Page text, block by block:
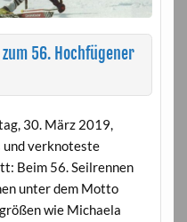
56. Hochfügener
30. März 2019,
und verknoteste
Beim 56. Seilrennen
unter dem Motto
wie Michaela